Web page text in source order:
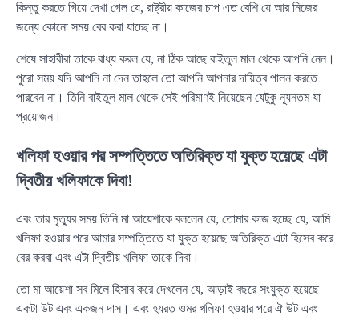
কিন্তু করতে গিয়ে দেখা গেল যে, রাষ্ট্রীয় কাজের চাপ এত বেশি যে আর নিজের
জন্যে কোনো সময় বের করা যাচ্ছে না।
শেষে সাহাবীরা তাকে বাধ্য করল যে, না ঠিক আছে বাইতুল মাল থেকে আপনি নেন।
পুরো সময় যদি আপনি না দেন তাহলে তো আপনি আপনার দায়িত্ব পালন করতে
পারবেন না। তিনি বাইতুল মাল থেকে সেই পরিমাণই নিয়েছেন যেটুকু ন্যূনতম যা
প্রয়োজন।
খলিফা হওয়ার পর সম্পত্তিতে অতিরিক্ত যা যুক্ত হয়েছে এটা
দ্বিতীয় খলিফাকে দিবা!
এবং তার মৃত্যুর সময় তিনি মা আয়েশাকে বললেন যে, তোমার কাজ হচ্ছে যে, আমি
খলিফা হওয়ার পরে আমার সম্পত্তিতে যা যুক্ত হয়েছে অতিরিক্ত এটা হিসেব করে
বের করবা এবং এটা দ্বিতীয় খলিফা তাকে দিবা।
তো মা আয়েশা সব মিলে হিসাব করে দেখলেন যে, আড়াই বছরে সংযুক্ত হয়েছে
একটা উট এবং একজন দাস। এবং হযরত ওমর খলিফা হওয়ার পরে ঐ উট এবং